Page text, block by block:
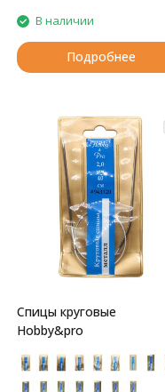
В наличии
Подробнее
Спицы круговые
Hobby&pro